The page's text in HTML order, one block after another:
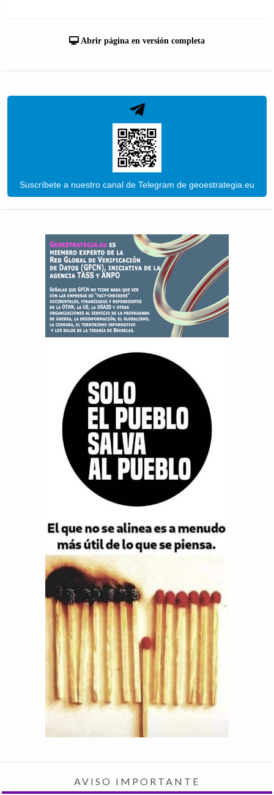
Abrir página en versión completa
Suscríbete a nuestro canal de Telegram de geoestrategia.eu
AVISO IMPORTANTE